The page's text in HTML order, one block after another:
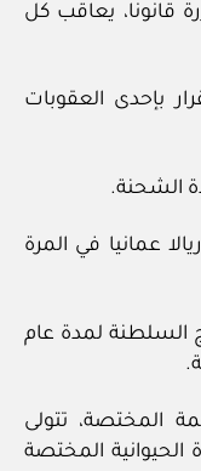
قانونا، يعاقب كل
بإحدى العقوبات
خمسون ريالا عمانيا في المرة
السلطنة لمدة عام
المختصة، تتولى
الحيوانية المختصة